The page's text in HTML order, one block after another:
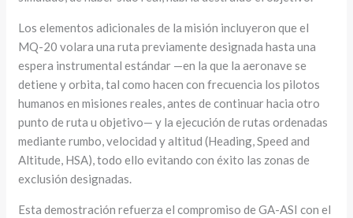
Los elementos adicionales de la misión incluyeron que el
MQ-20 volara una ruta previamente designada hasta una
espera instrumental estándar —en la que la aeronave se
detiene y orbita, tal como hacen con frecuencia los pilotos
humanos en misiones reales, antes de continuar hacia otro
punto de ruta u objetivo— y la ejecución de rutas ordenadas
mediante rumbo, velocidad y altitud (Heading, Speed and
Altitude, HSA), todo ello evitando con éxito las zonas de
exclusión designadas.
Esta demostración refuerza el compromiso de GA-ASI con el